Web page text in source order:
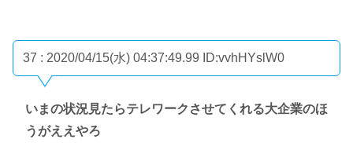
37 : 2020/04/15(水) 04:37:49.99 ID:vvhHYslW0
いまの状況見たらテレワークさせてくれる大企業のほ
うがええやろ